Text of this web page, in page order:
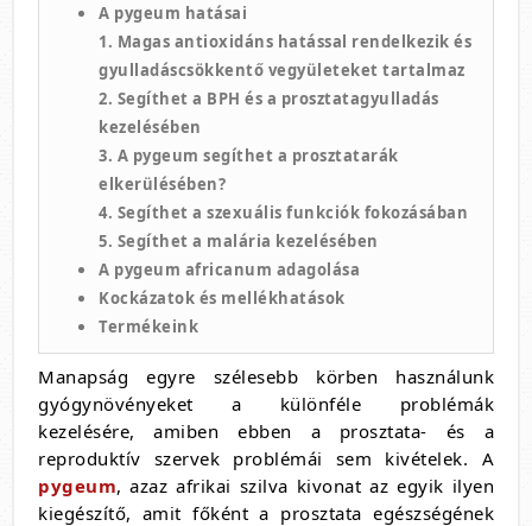
A pygeum hatásai
1. Magas antioxidáns hatással rendelkezik és
gyulladáscsökkentő vegyületeket tartalmaz
2. Segíthet a BPH és a prosztatagyulladás
kezelésében
3. A pygeum segíthet a prosztatarák
elkerülésében?
4. Segíthet a szexuális funkciók fokozásában
5. Segíthet a malária kezelésében
A pygeum africanum adagolása
Kockázatok és mellékhatások
Termékeink
Manapság egyre szélesebb körben használunk
gyógynövényeket a különféle problémák
kezelésére, amiben ebben a prosztata- és a
reproduktív szervek problémái sem kivételek. A
pygeum, azaz afrikai szilva kivonat az egyik ilyen
kiegészítő, amit főként a prosztata egészségének